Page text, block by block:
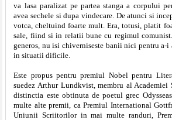
va lasa paralizat pe partea stanga a corpului
avea sechele si dupa vindecare. De atunci si
votca, cheltuind foarte mult. Era, totusi, platit
sale, fiind si in relatii bune cu regimul
generos, nu isi chiverniseste banii nici pentru a-i
in situatii dificile.
Este propus pentru premiul Nobel pentru
suedez Arthur Lundkvist, membru al Academiei
distinctia este obtinuta de poetul grec
multe alte premii, ca Premiul International
Uniunii Scriitorilor in mai multe randuri,